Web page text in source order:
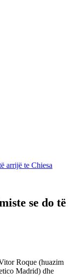
arrijë te Chiesa
se do të
Roque (huazim
Madrid) dhe